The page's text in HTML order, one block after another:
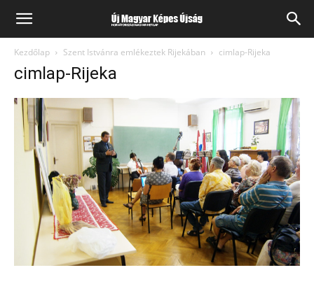
Kezdőlap Szent Istvánra emlékeztek Rijekában cimlap-Rijeka
cimlap-Rijeka